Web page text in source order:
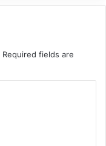
Required fields are